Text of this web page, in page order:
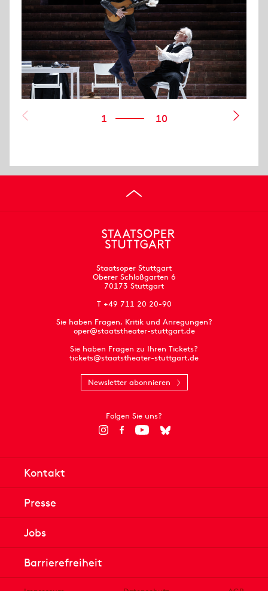
1 10
Staatsoper Stuttgart
Oberer Schloßgarten 6
70173 Stuttgart
T +49 711 20 20-90
Sie haben Fragen, Kritik und Anregungen?
oper@staatstheater-stuttgart.de
Sie haben Fragen zu Ihren Tickets?
tickets@staatstheater-stuttgart.de
Newsletter abonnieren
Folgen Sie uns?
Kontakt
Presse
Jobs
Barrierefreiheit